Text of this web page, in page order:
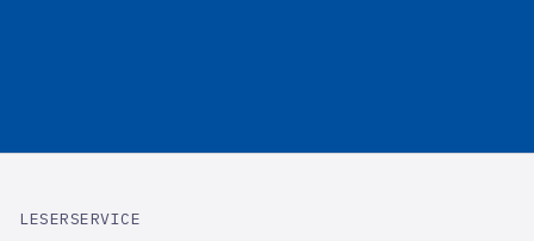
LESERSERVICE